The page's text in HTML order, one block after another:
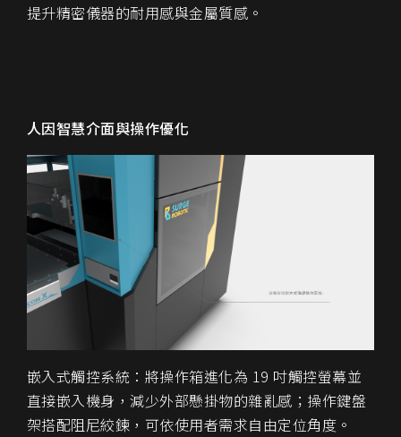
提升精密儀器的耐用感與金屬質感。
人因智慧介面與操作優化
嵌入式觸控系統：將操作箱進化為 19 吋觸控螢幕並
直接嵌入機身，減少外部懸掛物的雜亂感；操作鍵盤
架搭配阻尼絞鍊，可依使用者需求自由定位角度。